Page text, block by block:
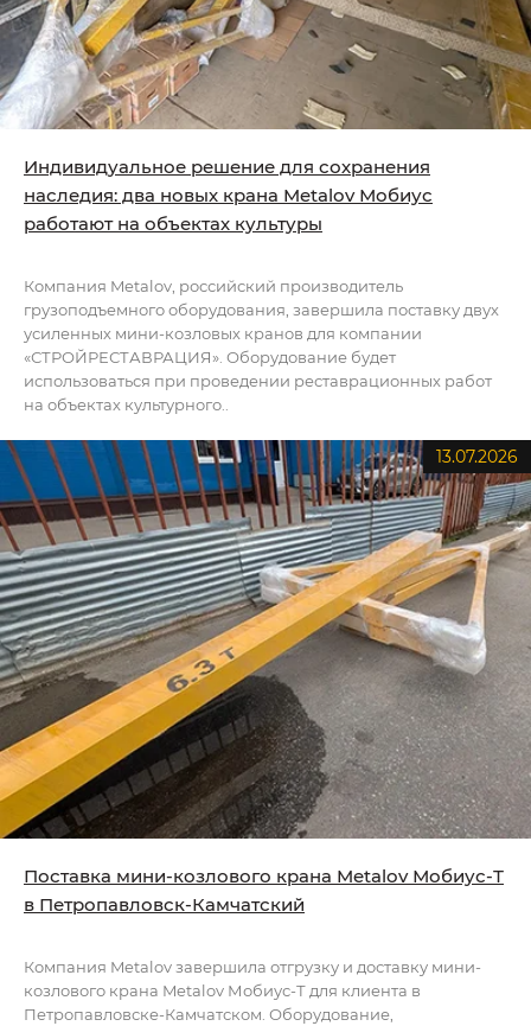
Индивидуальное решение для сохранения
наследия: два новых крана Metalov Мобиус
работают на объектах культуры
Компания Metalov, российский производитель
грузоподъемного оборудования, завершила поставку двух
усиленных мини-козловых кранов для компании
«СТРОЙРЕСТАВРАЦИЯ». Оборудование будет
использоваться при проведении реставрационных работ
на объектах культурного..
13.07.2026
Поставка мини-козлового крана Metalov Мобиус-Т
в Петропавловск-Камчатский
Компания Metalov завершила отгрузку и доставку мини-
козлового крана Metalov Мобиус-Т для клиента в
Петропавловске-Камчатском. Оборудование,